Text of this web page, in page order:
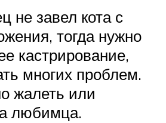
не завел кота с
тогда нужно
кастрирование,
многих проблем.
жалеть или
любимца.